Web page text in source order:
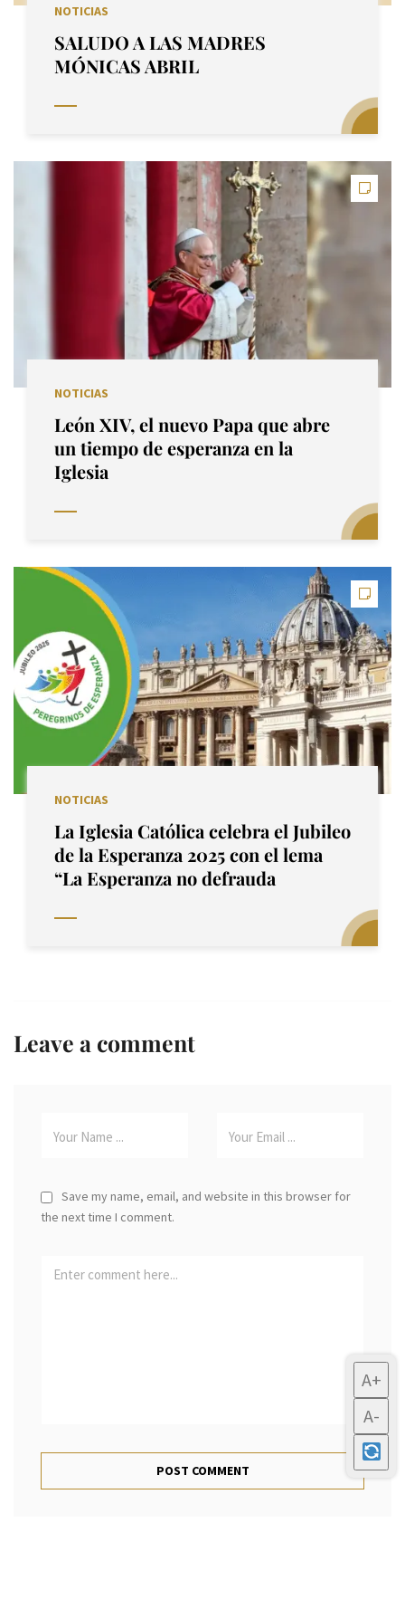
NOTICIAS
SALUDO A LAS MADRES
MÓNICAS ABRIL
NOTICIAS
León XIV, el nuevo Papa que abre
un tiempo de esperanza en la
Iglesia
NOTICIAS
La Iglesia Católica celebra el Jubileo
de la Esperanza 2025 con el lema
“La Esperanza no defrauda
Leave a comment
Save my name, email, and website in this browser for
the next time I comment.
A+
A-